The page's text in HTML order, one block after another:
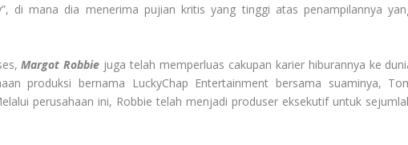
di mana dia menerima pujian kritis yang tinggi atas penampilannya
Margot Robbie juga telah memperluas cakupan karier hiburannya ke
produksi bernama LuckyChap Entertainment bersama suaminya,
perusahaan ini, Robbie telah menjadi produser eksekutif untuk